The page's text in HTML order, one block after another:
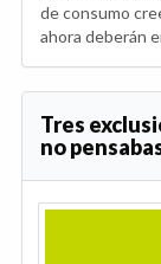
de consumo
ahora deberán
Tres
no